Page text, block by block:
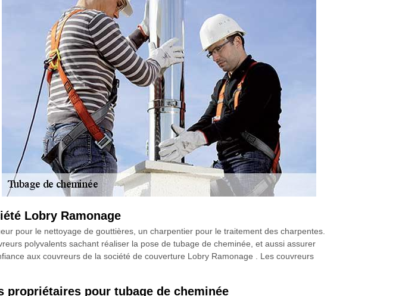
Lobry Ramonage
pour le nettoyage de gouttières, un charpentier pour le traitement des charpentes.
polyvalents sachant réaliser la pose de tubage de cheminée, et aussi assurer
aux couvreurs de la société de couverture Lobry Ramonage . Les couvreurs
propriétaires pour tubage de cheminée